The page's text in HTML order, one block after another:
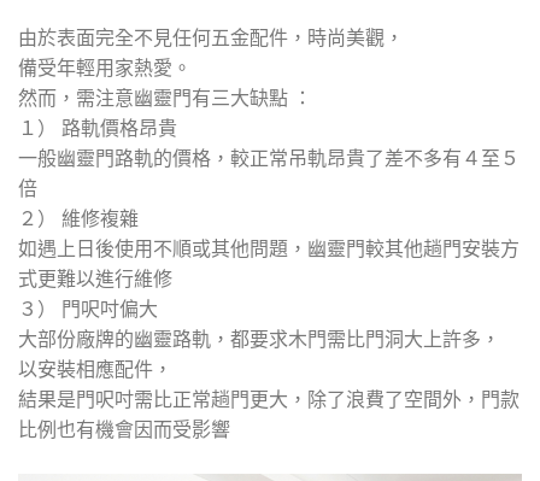
由於表面完全不見任何五金配件，時尚美觀，
備受年輕用家熱愛。
然而，需注意幽靈門有三大缺點 ：
１） 路軌價格昂貴
一般幽靈門路軌的價格，較正常吊軌昂貴了差不多有４至５
倍
２） 維修複雜
如遇上日後使用不順或其他問題，幽靈門較其他趟門安裝方
式更難以進行維修
３） 門呎吋偏大
大部份廠牌的幽靈路軌，都要求木門需比門洞大上許多，
以安裝相應配件，
結果是門呎吋需比正常趟門更大，除了浪費了空間外，門款
比例也有機會因而受影響